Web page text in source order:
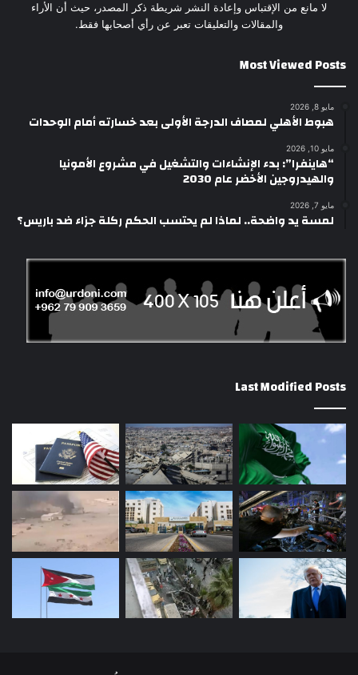
لا مانع من الإقتباس وإعادة النشر شريطة ذكر المصدر، حيث أن الأراء
والمقالات والتعليقات تعبر عن رأي أصحابها فقط.
Most Viewed Posts
مايو 8, 2026
هبوط الأهلي لمصاف الدرجة الأولى بعد خسارته أمام الوحدات
مايو 10, 2026
“هاينفرا”: بدء الإنشاءات والتشغيل في مشروع الأمونيا
والهيدروجين الأخضر عام 2030
مايو 7, 2026
لمسة يد واضحة.. لماذا لم يحتسب الحكم ركلة جزاء ضد باريس؟
Last Modified Posts